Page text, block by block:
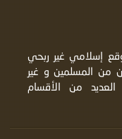
إسلامي غير ربحي
من المسلمين و غير
من الأقسام